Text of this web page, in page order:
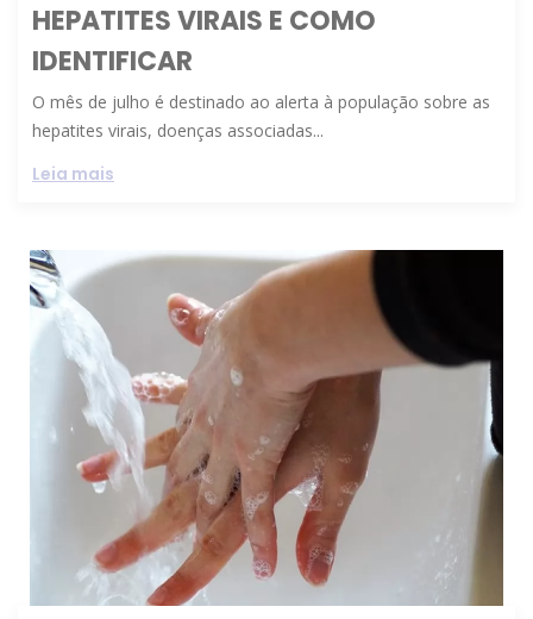
HEPATITES VIRAIS E COMO
IDENTIFICAR
O mês de julho é destinado ao alerta à população sobre as
hepatites virais, doenças associadas...
Leia mais